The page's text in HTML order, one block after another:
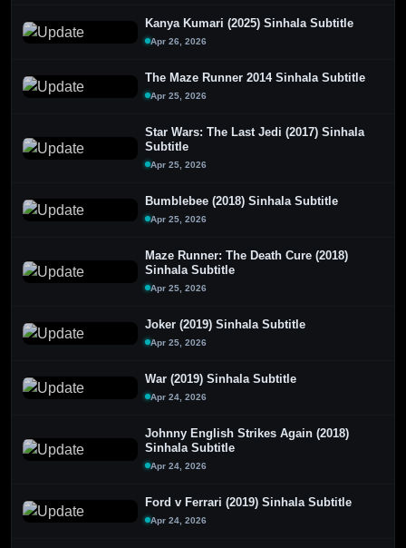
Kanya Kumari (2025) Sinhala Subtitle
Apr 26, 2026
The Maze Runner 2014 Sinhala Subtitle
Apr 25, 2026
Star Wars: The Last Jedi (2017) Sinhala
Subtitle
Apr 25, 2026
Bumblebee (2018) Sinhala Subtitle
Apr 25, 2026
Maze Runner: The Death Cure (2018)
Sinhala Subtitle
Apr 25, 2026
Joker (2019) Sinhala Subtitle
Apr 25, 2026
War (2019) Sinhala Subtitle
Apr 24, 2026
Johnny English Strikes Again (2018)
Sinhala Subtitle
Apr 24, 2026
Ford v Ferrari (2019) Sinhala Subtitle
Apr 24, 2026